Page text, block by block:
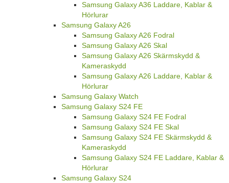
Samsung Galaxy A36 Laddare, Kablar &
Hörlurar
Samsung Galaxy A26
Samsung Galaxy A26 Fodral
Samsung Galaxy A26 Skal
Samsung Galaxy A26 Skärmskydd &
Kameraskydd
Samsung Galaxy A26 Laddare, Kablar &
Hörlurar
Samsung Galaxy Watch
Samsung Galaxy S24 FE
Samsung Galaxy S24 FE Fodral
Samsung Galaxy S24 FE Skal
Samsung Galaxy S24 FE Skärmskydd &
Kameraskydd
Samsung Galaxy S24 FE Laddare, Kablar &
Hörlurar
Samsung Galaxy S24